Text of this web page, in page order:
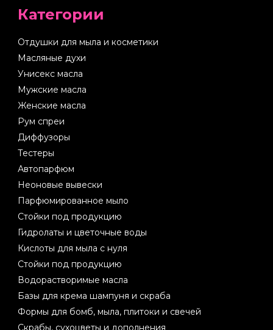
Категории
Отдушки для мыла и косметики
Масляные духи
Унисекс масла
Мужские масла
Женские масла
Рум спреи
Диффузоры
Тестеры
Автопарфюм
Неоновые вывески
Парфюмированное мыло
Стойки под продукцию
Гидролаты и цветочные воды
Кислоты для мыла с нуля
Стойки под продукцию
Водорастворимые масла
Базы для крема шампуня и скраба
Формы для бомб, мыла, плитоки и свечей
Скрабы, сухоцветы и дополнения